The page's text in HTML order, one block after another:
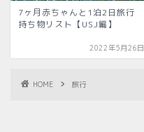
7ヶ月赤ちゃんと1泊2日旅行
持ち物リスト【USJ編】
2022年5月26日
HOME 旅行